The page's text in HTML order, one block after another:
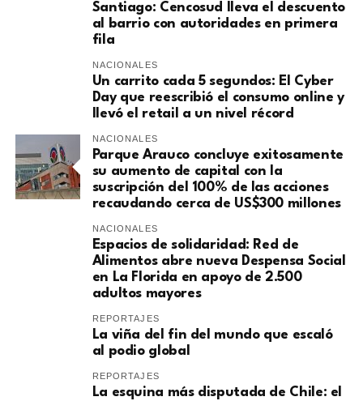
Santiago: Cencosud lleva el descuento
al barrio con autoridades en primera
fila
NACIONALES
Un carrito cada 5 segundos: El Cyber
Day que reescribió el consumo online y
llevó el retail a un nivel récord
NACIONALES
Parque Arauco concluye exitosamente
su aumento de capital con la
suscripción del 100% de las acciones
recaudando cerca de US$300 millones
NACIONALES
Espacios de solidaridad: Red de
Alimentos abre nueva Despensa Social
en La Florida en apoyo de 2.500
adultos mayores
REPORTAJES
La viña del fin del mundo que escaló
al podio global
REPORTAJES
La esquina más disputada de Chile: el